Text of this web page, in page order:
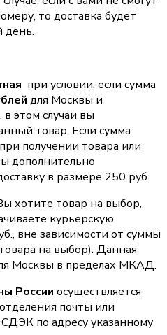
то доставка будет
день.
при условии, если сумма
для Москвы и
этом случаи вы
товар. Если сумма
получении товара или
дополнительно
в размере 250 руб.
хотите товар на выбор,
курьерскую
вне зависимости от суммы
на выбор). Данная
Москвы в пределах МКАД.
России осуществляется
почты или
по адресу указанному